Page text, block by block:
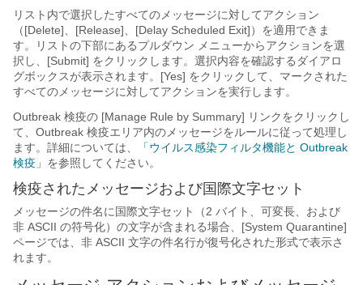
リスト内で選択したすべてのメッセージに対してアクション
（[Delete]、[Release]、[Delay Scheduled Exit]）を適用できま
す。リストの下部にあるプルダウン メニューからアクションを選
択し、[Submit] をクリックします。選択内容を確認するダイアロ
グボックスが表示されます。[Yes] をクリックして、マークされた
すべてのメッセージに対してアクションを実行します。
Outbreak 検疫の [Manage Rule by Summary] リンクをクリックし
て、Outbreak 検疫エリア内のメッセージをルールに従って処理し
ます。詳細については、
「ウイルス感染フィルタ機能と Outbreak
検疫」 を参照してください。
検疫された メッセージおよび国際文字セット
メッセージの件名に国際文字セット（2 バイト、可変長、および
非 ASCII の符号化）の文字が含まれる場合、[System Quarantine]
ページでは、非 ASCII 文字の件名行が復号化された形式で表示さ
れます。